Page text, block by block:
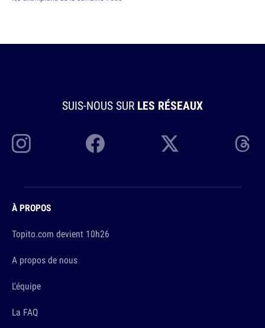
SUIS-NOUS SUR LES RÉSEAUX
À PROPOS
Topito.com devient 10h26
A propos de nous
L'équipe
La FAQ